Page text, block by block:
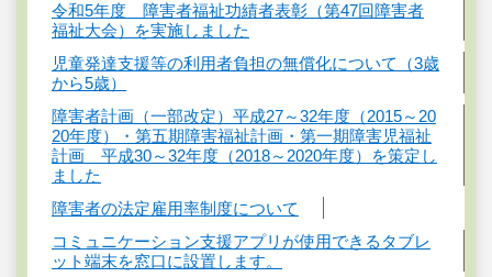
令和5年度 障害者福祉功績者表彰（第47回障害者
福祉大会）を実施しました
児童発達支援等の利用者負担の無償化について（3歳
から5歳）
障害者計画（一部改定）平成27～32年度（2015～20
20年度）・第五期障害福祉計画・第一期障害児福祉
計画 平成30～32年度（2018～2020年度）を策定し
ました
障害者の法定雇用率制度について
コミュニケーション支援アプリが使用できるタブレ
ット端末を窓口に設置します。